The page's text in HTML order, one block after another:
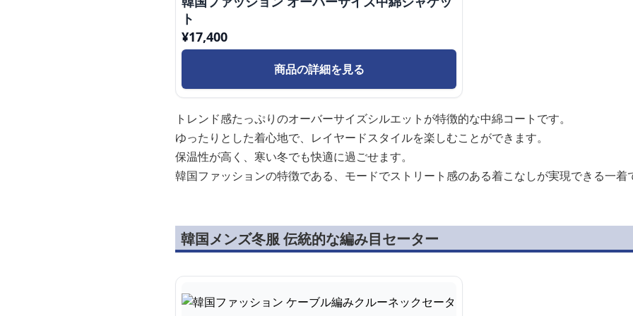
ト
¥17,400
商品の詳細を見る
トレンド感たっぷりのオーバーサイズシルエットが特徴的な中綿コートです。
ゆったりとした着心地で、レイヤードスタイルを楽しむことができます。
保温性が高く、寒い冬でも快適に過ごせます。
韓国ファッションの特徴である、モードでストリート感のある着こなしが実現できる一着
韓国メンズ冬服 伝統的な編み目セーター